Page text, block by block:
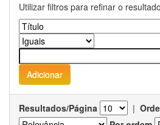
Utilizar filtros para refinar o
Resultados/Página |